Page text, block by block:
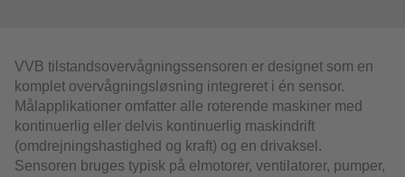
VVB tilstandsovervågningssensoren er designet som en
komplet overvågningsløsning integreret i én sensor.
Målapplikationer omfatter alle roterende maskiner med
kontinuerlig eller delvis kontinuerlig maskindrift
(omdrejningshastighed og kraft) og en drivaksel.
Sensoren bruges typisk på elmotorer, ventilatorer, pumper,